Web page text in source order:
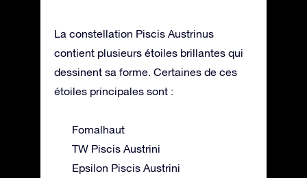
La constellation Piscis Austrinus
contient plusieurs étoiles brillantes qui
dessinent sa forme. Certaines de ces
étoiles principales sont :
Fomalhaut
TW Piscis Austrini
Epsilon Piscis Austrini